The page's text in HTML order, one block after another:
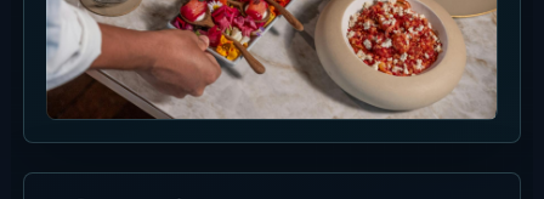
Untuk Sunday Pink Brunch, tentukan
apakah memakai diskon 10% outfit pink
dan apakah perlu add-on free-flow.
Jika membayar dengan kartu BCA yang
sesuai, cek syarat diskon 20% Beautiful